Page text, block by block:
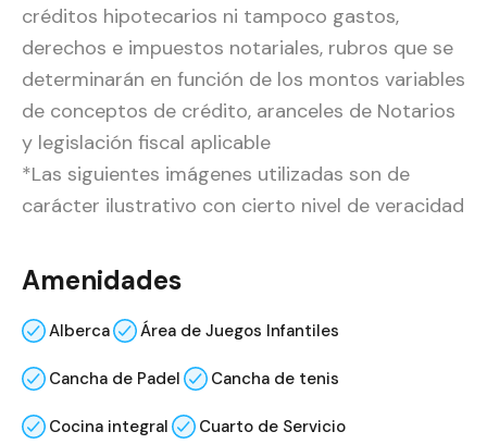
créditos hipotecarios ni tampoco gastos,
derechos e impuestos notariales, rubros que se
determinarán en función de los montos variables
de conceptos de crédito, aranceles de Notarios
y legislación fiscal aplicable
*Las siguientes imágenes utilizadas son de
carácter ilustrativo con cierto nivel de veracidad
Amenidades
Alberca Área de Juegos Infantiles
Cancha de Padel Cancha de tenis
Cocina integral Cuarto de Servicio